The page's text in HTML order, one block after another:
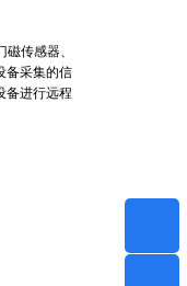
传感器、
备采集的信
备进行远程